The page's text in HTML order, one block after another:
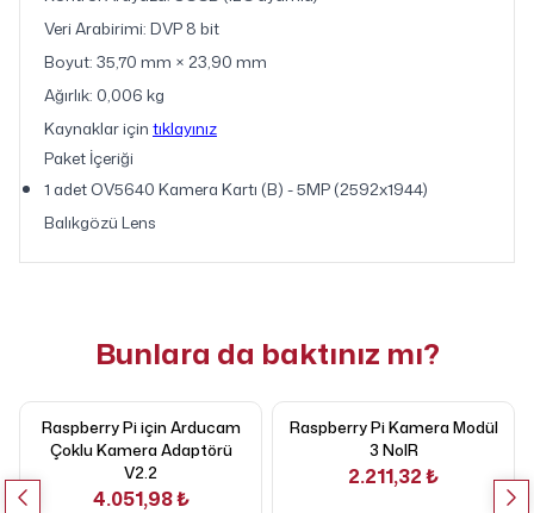
Veri Arabirimi: DVP 8 bit
Boyut: 35,70 mm × 23,90 mm
Ağırlık: 0,006 kg
Kaynaklar için tıklayınız
Paket İçeriği
1 adet OV5640 Kamera Kartı (B) - 5MP (2592x1944)
Balıkgözü Lens
Bunlara da baktınız mı?
Raspberry Pi için Arducam
Çoklu Kamera Adaptörü
V2.2
4.051,98 ₺
Raspberry Pi Kamera Modül
3 NoIR
2.211,32 ₺